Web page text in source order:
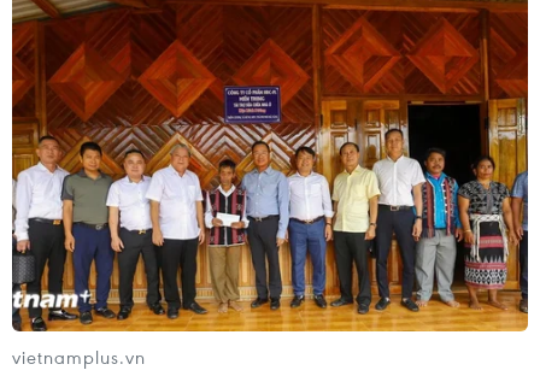
Trong bối cảnh căng thẳng thương mại gia tăng, ngày
29/7, Phó Thủ tướng phụ trách kinh tế kiêm Bộ trưởng
Kế hoạch và Tài chính Hàn Quốc Koo Yun Cheol đã có
cuộc đàm phán kéo dài khoảng 2 tiếng với Bộ trưởng
Thương mại Mỹ Howard Lutnick.
vietnamplus.vn